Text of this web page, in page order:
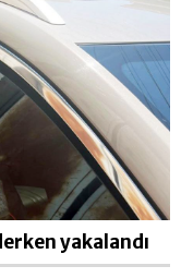
yakalandı